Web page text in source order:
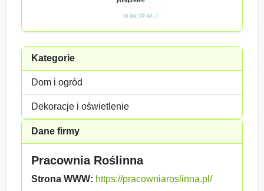
Kategorie
Dom i ogród
Dekoracje i oświetlenie
Dane firmy
Pracownia Roślinna
Strona WWW: https://pracowniaroslinna.pl/